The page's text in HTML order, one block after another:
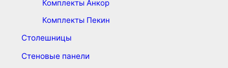
Комплекты Анкор
Комплекты Пекин
Столешницы
Стеновые панели